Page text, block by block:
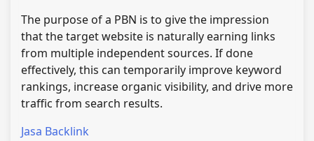
The purpose of a PBN is to give the impression
that the target website is naturally earning links
from multiple independent sources. If done
effectively, this can temporarily improve keyword
rankings, increase organic visibility, and drive more
traffic from search results.
Jasa Backlink